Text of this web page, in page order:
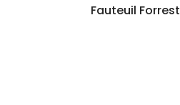
Fauteuil Forrest